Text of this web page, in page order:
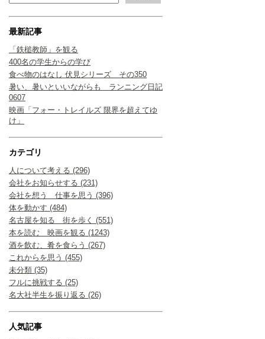
最新記事
「鉄槌教師」を観る
400名の学生からの学び
食べ物のはなし 伏見シリーズ その350
暑い、暑いといいながらも ランニング日記
0607
映画「フォー・トレイルズ 限界を超えてゆ
け」
カテゴリ
人について考える (296)
会社をお知らせする (231)
会社を想う 仕事を思う (396)
体を動かす (484)
名古屋を知る 街を歩く (551)
本を読む 映画を観る (1243)
酒を飲む、肴を食らう (267)
これからを思う (455)
未分類 (35)
フルに挑戦する (25)
名大社半生を振り返る (26)
人気記事